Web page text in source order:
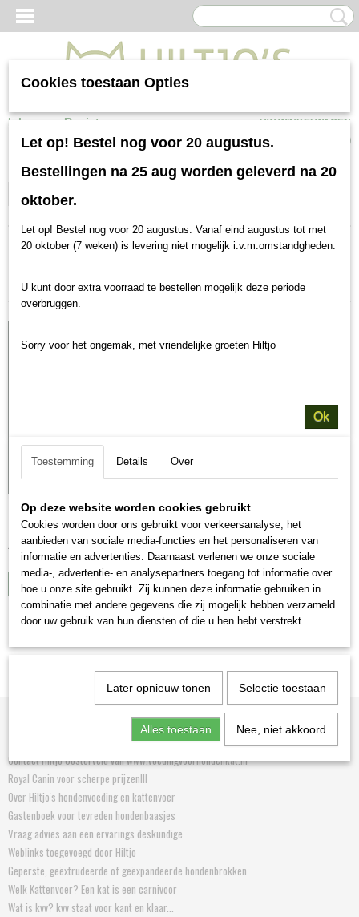
Inloggen Registreren UW WINKELWAGEN
Geen producten (0)
Top verkocht
Selecteer 1 of meerdere
Kunststof Voerton
Beschrijving Kunstof voerton gemaakt van 100% PP waar geen…
€ 10,00
IN WINKELWAGEN
Contact Hiltjo Oosterveld van www.voedingvoorhondenkat.nl
Royal Canin voor scherpe prijzen!!!
Over Hiltjo's hondenvoeding en kattenvoer
Gastenboek voor tevreden hondenbaasjes
Vraag advies aan een ervarings deskundige
Weblinks toegevoegd door Hiltjo
Geperste, geëxtrudeerde of geëxpandeerde hondenbrokken
Welk Kattenvoer? Een kat is een carnivoor
Wat is kvv? kvv staat voor kant en klaar...
Cookies toestaan Opties
Let op! Bestel nog voor 20 augustus.
Bestellingen na 25 aug worden geleverd na 20
oktober.
Let op! Bestel nog voor 20 augustus. Vanaf eind augustus tot met
20 oktober (7 weken) is levering niet mogelijk i.v.m.omstandgheden.
U kunt door extra voorraad te bestellen mogelijk deze periode
overbruggen.
Sorry voor het ongemak, met vriendelijke groeten Hiltjo
Ok
Toestemming Details Over
Op deze website worden cookies gebruikt
Cookies worden door ons gebruikt voor verkeersanalyse, het
aanbieden van sociale media-functies en het personaliseren van
informatie en advertenties. Daarnaast verlenen we onze sociale
media-, advertentie- en analysepartners toegang tot informatie over
hoe u onze site gebruikt. Zij kunnen deze informatie gebruiken in
combinatie met andere gegevens die zij mogelijk hebben verzameld
door uw gebruik van hun diensten of die u hen hebt verstrekt.
Later opnieuw tonen Selectie toestaan
Alles toestaan Nee, niet akkoord